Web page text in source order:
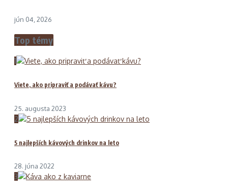
jún 04, 2026
Top témy
1
Viete, ako pripraviť a podávať kávu?
25. augusta 2023
2
5 najlepších kávových drinkov na leto
28. júna 2022
3